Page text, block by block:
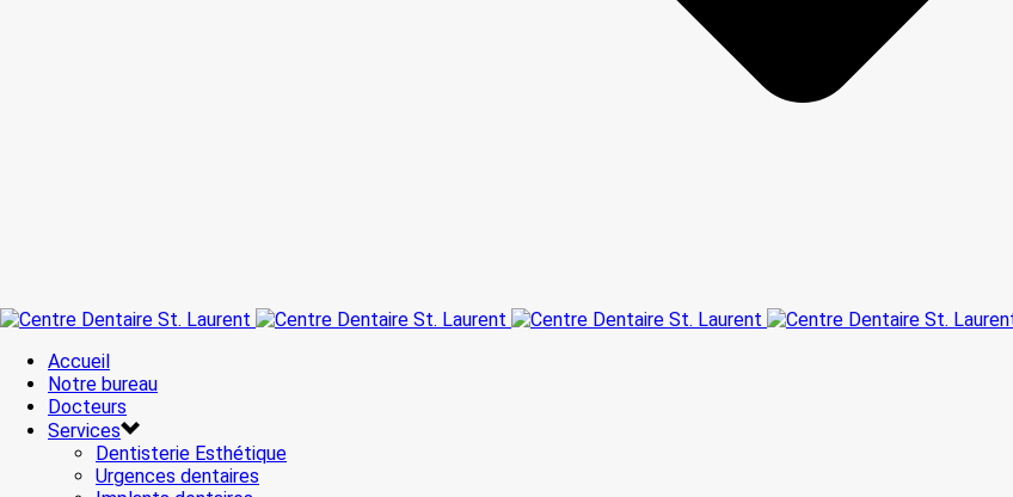
Accueil
Notre bureau
Docteurs
Services
Dentisterie Esthétique
Urgences dentaires